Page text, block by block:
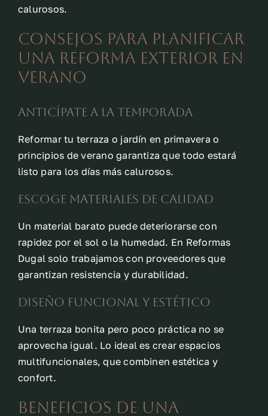
calurosos.
Consejos para planificar
una reforma exterior en
verano
Anticípate a la temporada
Reformar tu terraza o jardín en primavera o
principios de verano garantiza que todo estará
listo para los días más calurosos.
Escoge materiales de calidad
Un material barato puede deteriorarse con
rapidez por el sol o la humedad. En Reformas
Dugal solo trabajamos con proveedores que
garantizan resistencia y durabilidad.
Diseño funcional y estético
Una terraza bonita pero poco práctica no se
aprovecha igual. Lo ideal es crear espacios
multifuncionales, que combinen estética y
confort.
Beneficios de una